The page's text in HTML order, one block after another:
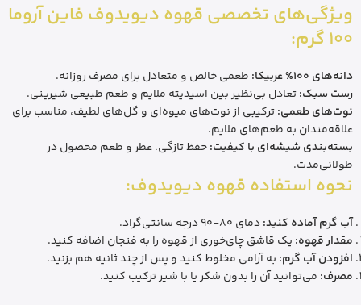
ویژگی‌های تخصصی قهوه دیویدوف فاین آروما
100 گرم:
دانه‌های 100% عربیکا:
طعمی خالص و متعادل برای مصرف روزانه.
رست سبک:تعادل بی‌نظیر بین اسیدیته ملایم و طعم طبیعی شیرینی.
نوت‌های طعمی:ترکیبی از نوت‌های میوه‌ای و گل‌های لطیف، مناسب برای
علاقه‌مندان به طعم‌های ملایم.
بسته‌بندی شیشه‌ای با کیفیت:حفظ تازگی، عطر و طعم محصول در
طولانی‌مدت.
نحوه استفاده قهوه دیویدوف:
آب گرم آماده کنید:دمای 80-90 درجه سانتی‌گراد.
مقدار قهوه: یک قاشق چای‌خوری از قهوه را به فنجان اضافه کنید.
افزودن آب گرم: به آرامی مخلوط کنید و پس از چند ثانیه هم بزنید.
مصرف: می‌توانید آن را بدون شکر یا با شیر ترکیب کنید.